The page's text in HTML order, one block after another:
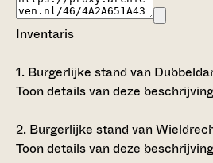
Inventaris
1. Burgerlijke stand van
Toon details van deze beschrijving
2. Burgerlijke stand van
Toon details van deze beschrijving